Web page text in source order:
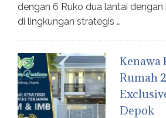
dengan 6 Ruko dua lantai dengan
di lingkungan strategis …
Kenawa
Rumah
Depok